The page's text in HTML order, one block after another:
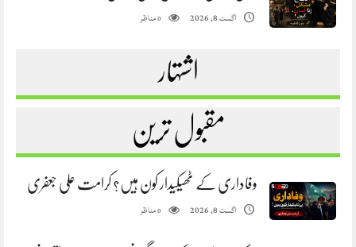
اگست 8, 2026 0مناظر
اشتہار
مقبول ترین
وفاداری کے ٹھیکیدار کون ہیں؟ کرامت علی جعفری
اگست 8, 2026 0مناظر